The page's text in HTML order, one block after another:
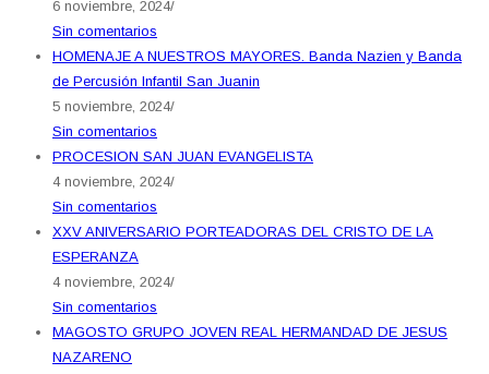
6 noviembre, 2024/
Sin comentarios
HOMENAJE A NUESTROS MAYORES. Banda Nazien y Banda
de Percusión Infantil San Juanin
5 noviembre, 2024/
Sin comentarios
PROCESION SAN JUAN EVANGELISTA
4 noviembre, 2024/
Sin comentarios
XXV ANIVERSARIO PORTEADORAS DEL CRISTO DE LA
ESPERANZA
4 noviembre, 2024/
Sin comentarios
MAGOSTO GRUPO JOVEN REAL HERMANDAD DE JESUS
NAZARENO